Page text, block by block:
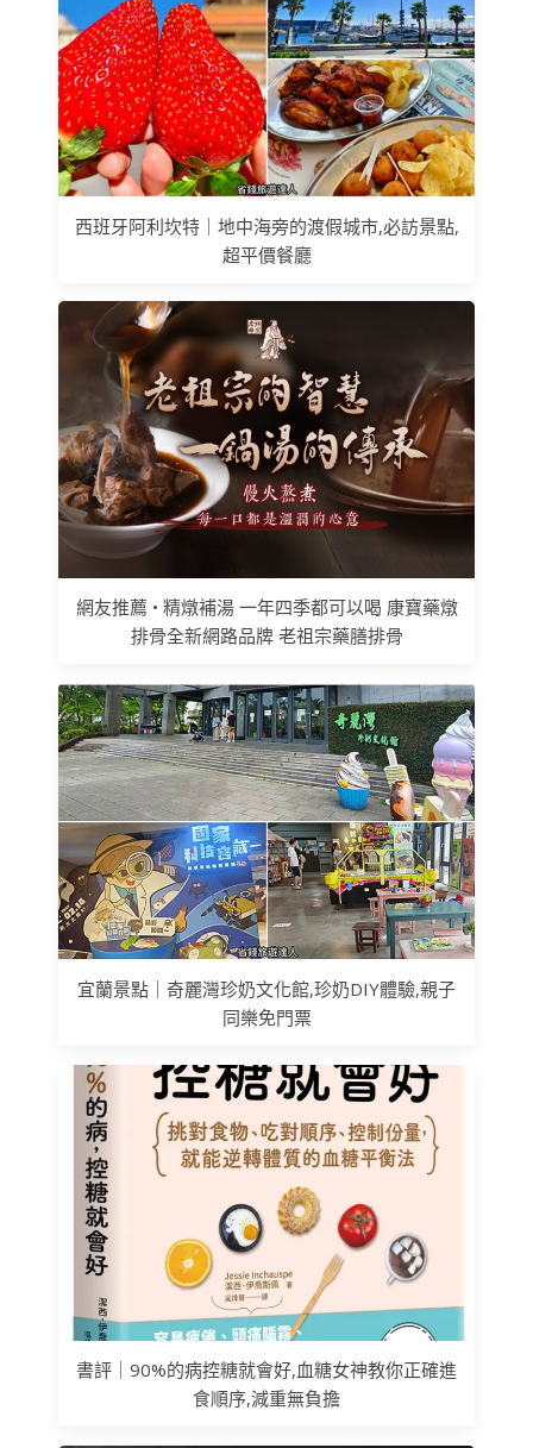
西班牙阿利坎特｜地中海旁的渡假城市,必訪景點,
超平價餐廳
網友推薦 • 精燉補湯 一年四季都可以喝 康寶藥燉
排骨全新網路品牌 老祖宗藥膳排骨
宜蘭景點｜奇麗灣珍奶文化館,珍奶DIY體驗,親子
同樂免門票
書評｜90%的病控糖就會好,血糖女神教你正確進
食順序,減重無負擔